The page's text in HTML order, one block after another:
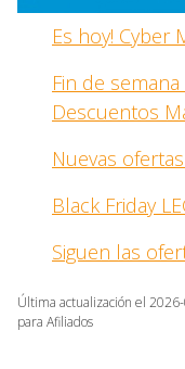
Es hoy! Cyber
Fin de
Descuentos
Nuevas
Black Friday
Siguen las
Última actualización el
para Afiliados